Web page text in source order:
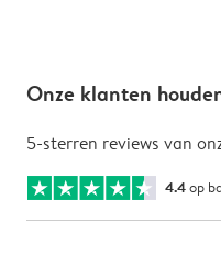
Onze klanten
5-sterren reviews van
4.4op